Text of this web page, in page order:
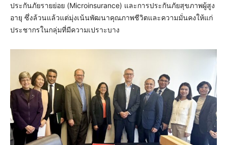
ประกันภัยรายย่อย (Microinsurance) และการประกันภัยสุขภาพผู้สูง
อายุ ซึ่งล้วนแล้วแต่มุ่งเน้นพัฒนาคุณภาพชีวิตและความมั่นคงให้แก่
ประชากรในกลุ่มที่มีความเปราะบาง